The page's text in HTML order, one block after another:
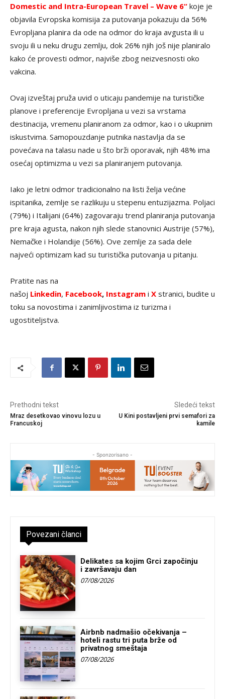
Domestic and Intra-European Travel – Wave 6“ koje je
objavila Evropska komisija za putovanja pokazuju da 56%
Evropljana planira da ode na odmor do kraja avgusta ili u
svoju ili u neku drugu zemlju, dok 26% njih još nije planiralo
kako će provesti odmor, najviše zbog neizvesnosti oko
vakcina.
Ovaj izveštaj pruža uvid o uticaju pandemije na turističke
planove i preferencije Evropljana u vezi sa vrstama
destinacija, vremenu planiranom za odmor, kao i o ukupnim
iskustvima. Samopouzdanje putnika nastavlja da se
povećava na talasu nade u što brži oporavak, njih 48% ima
osećaj optimizma u vezi sa planiranjem putovanja.
Iako je letni odmor tradicionalno na listi želja većine
ispitanika, zemlje se razlikuju u stepenu entuzijazma. Poljaci
(79%) i Italijani (64%) zagovaraju trend planiranja putovanja
pre kraja agusta, nakon njih slede stanovnici Austrije (57%),
Nemačke i Holandije (56%). Ove zemlje za sada dele
najveći optimizam kad su turistička putovanja u pitanju.
Pratite nas na
našoj Linkedin, Facebook, Instagram i X stranici, budite u
toku sa novostima i zanimljivostima iz turizma i
ugostiteljstva.
Prethodni tekst
Mraz desetkovao vinovu lozu u
Francuskoj
Sledeći tekst
U Kini postavljeni prvi semafori za
kamile
- Sponzorisano -
Povezani članci
Delikates sa kojim Grci započinju
i završavaju dan
07/08/2026
Airbnb nadmašio očekivanja –
hoteli rastu tri puta brže od
privatnog smeštaja
07/08/2026